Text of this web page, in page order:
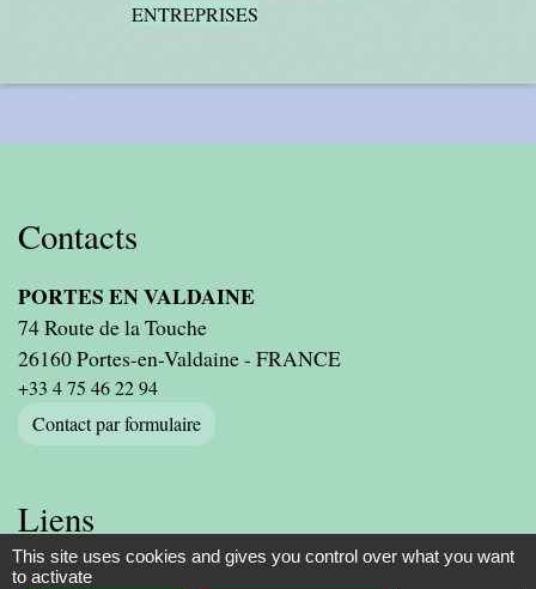
ENTREPRISES
Contacts
PORTES EN VALDAINE
74 Route de la Touche
26160 Portes-en-Valdaine - FRANCE
+33 4 75 46 22 94
Contact par formulaire
Liens
PRESIDENCE DE LA REPUBLIQUE
This site uses cookies and gives you control over what you want
to activate